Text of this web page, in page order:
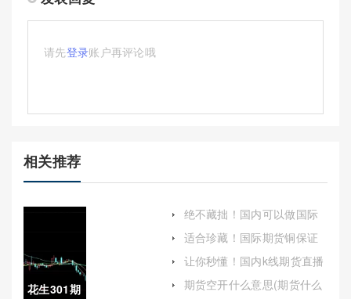
请先登录账户再评论哦
相关推荐
花生301期
绝不藏拙！国内可以做国际
期货吗(国内炒国际期货合法
吗)
适合珍藏！国际期货铜保证
金(期货铜一手是多少吨要多
少保证金)
让你秒懂！国内k线期货直播
喊单(国内k线期货直播间)
期货空开什么意思(期货什么